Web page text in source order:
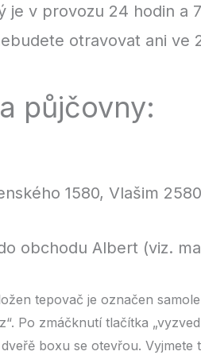
je v provozu 24 hodin a
otravovat ani ve
půjčovny:
1580, Vlašim
obchodu Albert (viz.
tepovač je označen
Po zmáčknutí tlačítka
boxu se otevřou.